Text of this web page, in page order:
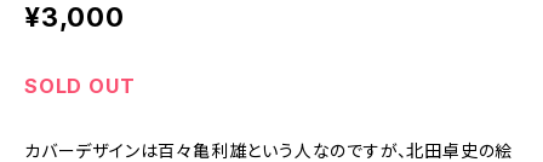
¥3,000
SOLD OUT
カバーデザインは百々亀利雄という人なのですが、北田卓史の絵